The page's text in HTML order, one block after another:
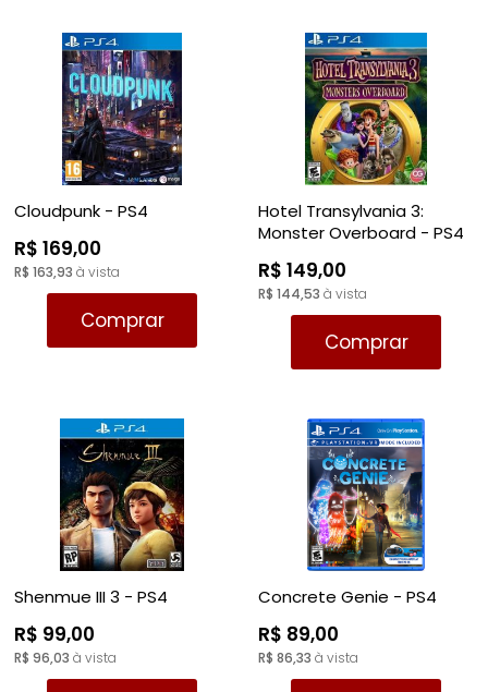
Cloudpunk - PS4
R$ 169,00
R$ 163,93 à vista
Comprar
Hotel Transylvania 3:
Monster Overboard - PS4
R$ 149,00
R$ 144,53 à vista
Comprar
Shenmue III 3 - PS4
R$ 99,00
R$ 96,03 à vista
Concrete Genie - PS4
R$ 89,00
R$ 86,33 à vista